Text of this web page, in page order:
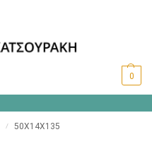
0
/ 50X14X135